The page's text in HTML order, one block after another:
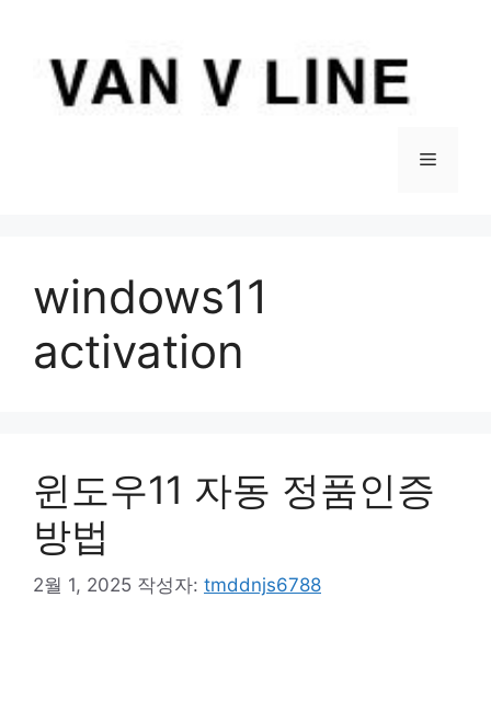
메
windows11
activation
윈도우11 자동 정품인증
방법
2월 1, 2025 작성자: tmddnjs6788